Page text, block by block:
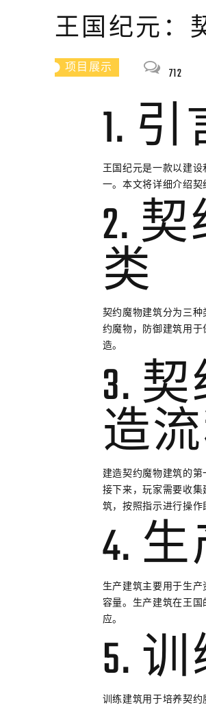
王国纪元：
项目展示 712
1. 引
王国纪元是一款以建
一。本文将详细介绍
2.
类
契约魔物建筑分为三
约魔物，防御建筑用
造。
3.
造
建造契约魔物建筑的
接下来，玩家需要收
筑，按照指示进行操作
4.
生产建筑主要用于生
容量。生产建筑在王
应。
5.
训练建筑用于培养契